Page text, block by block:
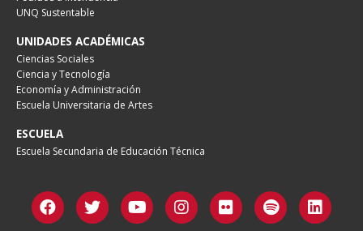
UNQ Sustentable
UNIDADES ACADÉMICAS
Ciencias Sociales
Ciencia y Tecnología
Economía y Administración
Escuela Universitaria de Artes
ESCUELA
Escuela Secundaria de Educación Técnica